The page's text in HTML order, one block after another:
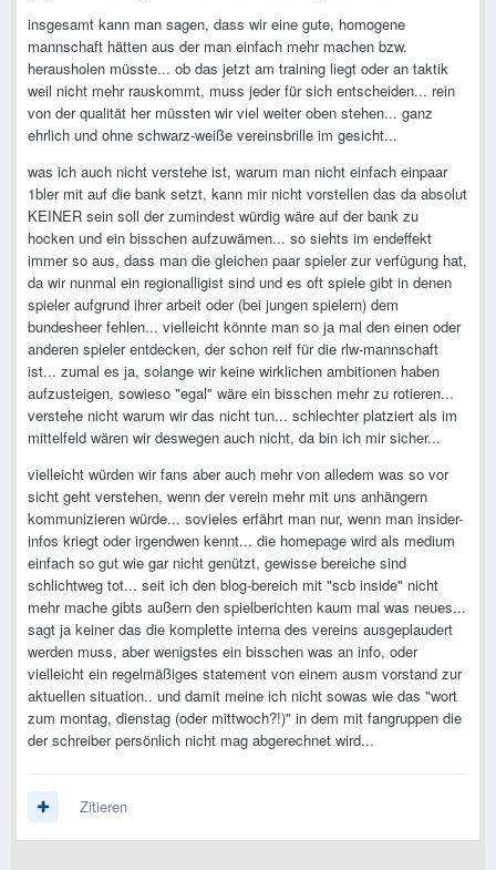
insgesamt kann man sagen, dass wir eine gute, homogene
mannschaft hätten aus der man einfach mehr machen bzw.
herausholen müsste... ob das jetzt am training liegt oder an taktik
weil nicht mehr rauskommt, muss jeder für sich entscheiden... rein
von der qualität her müssten wir viel weiter oben stehen... ganz
ehrlich und ohne schwarz-weiße vereinsbrille im gesicht...
was ich auch nicht verstehe ist, warum man nicht einfach einpaar
1bler mit auf die bank setzt, kann mir nicht vorstellen das da absolut
KEINER sein soll der zumindest würdig wäre auf der bank zu
hocken und ein bisschen aufzuwämen... so siehts im endeffekt
immer so aus, dass man die gleichen paar spieler zur verfügung hat,
da wir nunmal ein regionalligist sind und es oft spiele gibt in denen
spieler aufgrund ihrer arbeit oder (bei jungen spielern) dem
bundesheer fehlen... vielleicht könnte man so ja mal den einen oder
anderen spieler entdecken, der schon reif für die rlw-mannschaft
ist... zumal es ja, solange wir keine wirklichen ambitionen haben
aufzusteigen, sowieso "egal" wäre ein bisschen mehr zu rotieren...
verstehe nicht warum wir das nicht tun... schlechter platziert als im
mittelfeld wären wir deswegen auch nicht, da bin ich mir sicher...
vielleicht würden wir fans aber auch mehr von alledem was so vor
sicht geht verstehen, wenn der verein mehr mit uns anhängern
kommunizieren würde... sovieles erfährt man nur, wenn man insider-
infos kriegt oder irgendwen kennt... die homepage wird als medium
einfach so gut wie gar nicht genützt, gewisse bereiche sind
schlichtweg tot... seit ich den blog-bereich mit "scb inside" nicht
mehr mache gibts außern den spielberichten kaum mal was neues...
sagt ja keiner das die komplette interna des vereins ausgeplaudert
werden muss, aber wenigstes ein bisschen was an info, oder
vielleicht ein regelmäßiges statement von einem ausm vorstand zur
aktuellen situation.. und damit meine ich nicht sowas wie das "wort
zum montag, dienstag (oder mittwoch?!)" in dem mit fangruppen die
der schreiber persönlich nicht mag abgerechnet wird...
Zitieren